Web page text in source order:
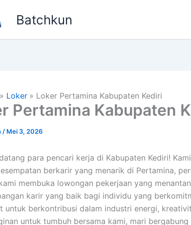
Batchkun
Loker Loker Pertamina Kabupaten Kediri
Pertamina Kabupaten
/ Mei 3, 2026
para pencari kerja di Kabupaten Kediri!
berkarir yang menarik di Pertamina,
membuka lowongan pekerjaan yang
karir yang baik bagi individu yang
untuk berkontribusi dalam industri energi,
untuk tumbuh bersama kami, mari